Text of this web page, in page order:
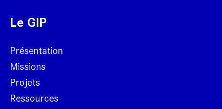
Le GIP
Présentation
Missions
Projets
Ressources